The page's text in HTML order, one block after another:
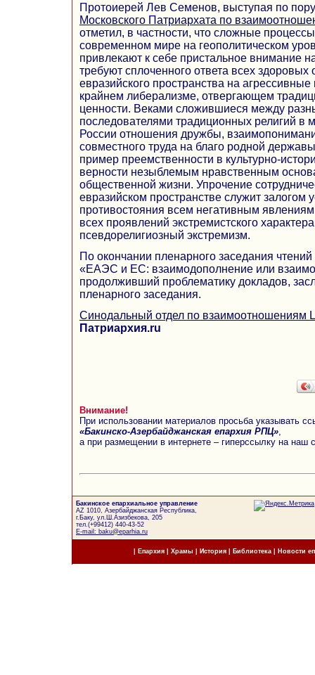
Протоиерей Лев Семенов, выступая по
Московского Патриархата по
отметил, в частности, что сложные
современном мире на геополитическом
привлекают к себе пристальное внимание
требуют сплоченного ответа всех
евразийского пространства на
крайнем либерализме, отвергающем
ценности. Веками сложившиеся между
последователями традиционных религий в
России отношения дружбы,
совместного труда на благо родной
пример преемственности в культурно-
верности незыблемым нравственным
общественной жизни. Упрочение
евразийском пространстве служит залогом
противостояния всем негативным
всех проявлений экстремистского
псевдорелигиозный экстремизм.
По окончании пленарного заседания чтений
«ЕАЭС и ЕС: взаимодополнение или
продолживший проблематику докладов,
пленарного заседания.
Синодальный отдел по взаимоотношениям
Патриархия.ru
Внимание!
При использовании материалов просьба указывать
«Бакинско-Азербайджанская епархия РПЦ»
а при размещении в интернете – гиперссылку на наш
Бакинское епархиальное управление
AZ 1010, Азербайджанская Республика,
г.Баку, ул.Ш.Азизбекова, 205
тел.(+99412) 440-43-52
E-mail: baku@eparhia.ru
Епархия| Храмы История| Библиотека Новости